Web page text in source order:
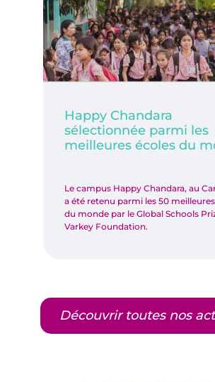
Happy Chandara
sélectionnée parmi les
meilleures écoles du
Le campus Happy Chandara, au
a été retenu parmi les 50
du monde par le Global Schools
Varkey Foundation.
Découvrir toutes nos